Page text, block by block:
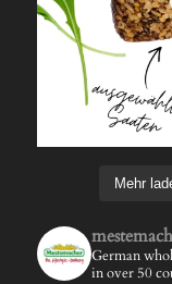
Mehr
German
in over 50